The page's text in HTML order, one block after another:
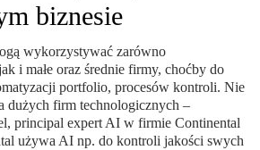
biznesie
wykorzystywać zarówno
i małe oraz średnie firmy, choćby do
portfolio, procesów kontroli. Nie
dużych firm technologicznych –
principal expert AI w firmie Continental
używa AI np. do kontroli jakości swych